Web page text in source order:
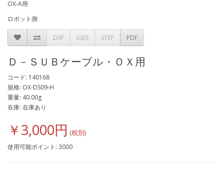
OX-A用
ロボット側
DXF IGES STEP PDF
Ｄ－ＳＵＢケーブル・ＯＸ用
コード: 140168
規格: OX-DS09-H
重量: 40.00g
在庫: 在庫あり
￥3,000円
使用可能ポイント: 3000